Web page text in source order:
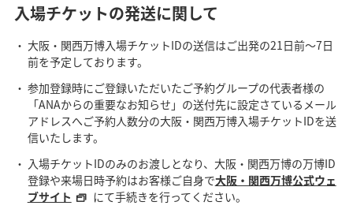
入場チケットの発送に関して
大阪・関西万博入場チケットIDの送信はご出発の21日前～7日
前を予定しております。
参加登録時にご登録いただいたご予約グループの代表者様の
「ANAからの重要なお知らせ」の送付先に設定さているメール
アドレスへご予約人数分の大阪・関西万博入場チケットIDを送
信いたします。
入場チケットIDのみのお渡しとなり、大阪・関西万博の万博ID
登録や来場日時予約はお客様ご自身で大阪・関西万博公式ウェ
ブサイト
にて手続きを行ってください。